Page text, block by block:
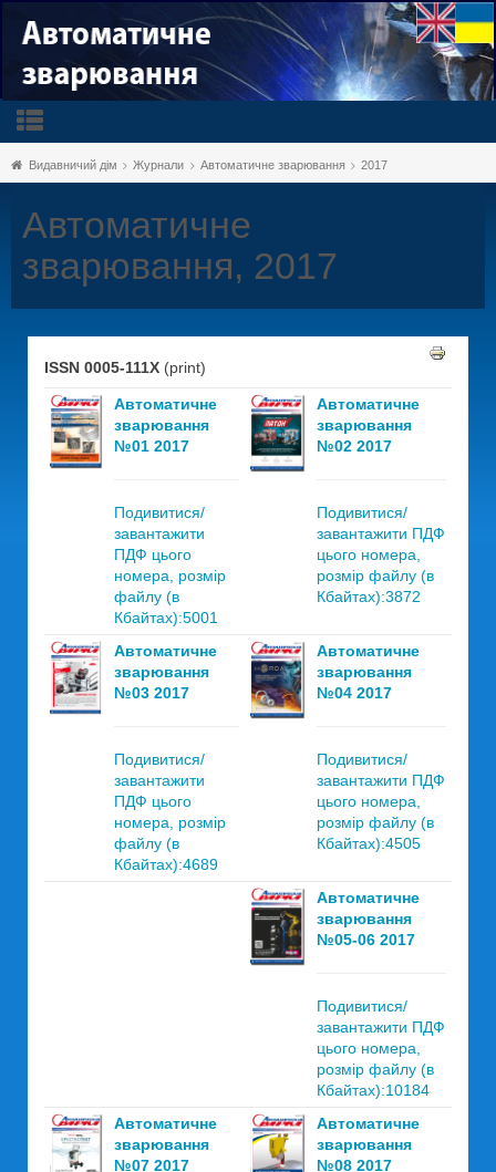
Видавничий дім Журнали Автоматичне зварювання 2017
Автоматичне
зварювання, 2017
ISSN 0005-111X (print)
Автоматичне
зварювання
№01 2017
Подивитися/
завантажити
ПДФ цього
номера, розмір
файлу (в
Кбайтах):5001
Автоматичне
зварювання
№02 2017
Подивитися/
завантажити ПДФ
цього номера,
розмір файлу (в
Кбайтах):3872
Автоматичне
зварювання
№03 2017
Подивитися/
завантажити
ПДФ цього
номера, розмір
файлу (в
Кбайтах):4689
Автоматичне
зварювання
№04 2017
Подивитися/
завантажити ПДФ
цього номера,
розмір файлу (в
Кбайтах):4505
Автоматичне
зварювання
№05-06 2017
Подивитися/
завантажити ПДФ
цього номера,
розмір файлу (в
Кбайтах):10184
Автоматичне
зварювання
№07 2017
Автоматичне
зварювання
№08 2017